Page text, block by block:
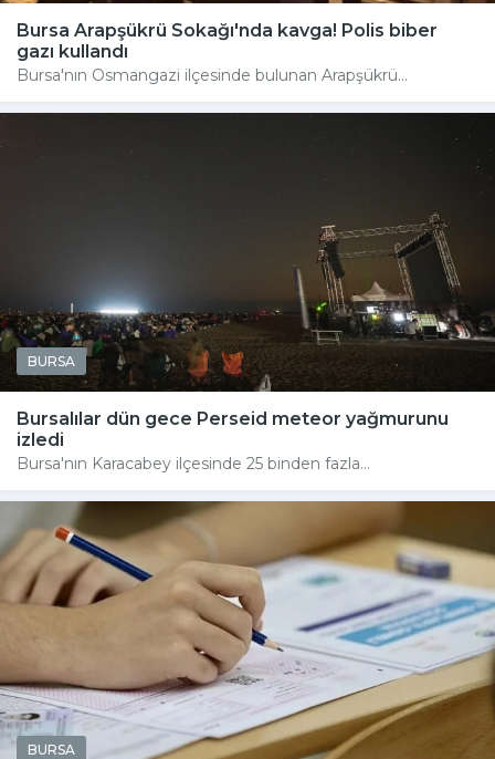
Bursa Arapşükrü Sokağı'nda kavga! Polis biber
gazı kullandı
Bursa'nın Osmangazi ilçesinde bulunan Arapşükrü...
BURSA
Bursalılar dün gece Perseid meteor yağmurunu
izledi
Bursa'nın Karacabey ilçesinde 25 binden fazla...
BURSA